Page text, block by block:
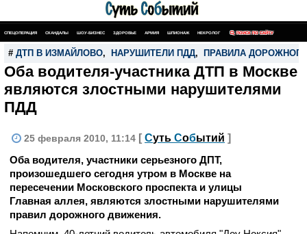
СПЕЦОПЕРАЦИЯ СКАНДАЛЫ ШОУ-БИЗНЕС ЗДОРОВЬЕ АРМИЯ ШПИОНАЖ НЕКРОЛОГ ПОИСК ПО САЙТУ
# ДТП В ИЗМАЙЛОВО, НАРУШИТЕЛИ ПДД, ПРАВИЛА
Оба водителя-участника ДТП в Москве
являются злостными нарушителями
ПДД
25 февраля 2010, 11:14 [ Суть Событий ]
Оба водителя, участники серьезного ДПТ,
произошедшего сегодня утром в Москве на
пересечении Московского проспекта и улицы
Главная аллея, являются злостными нарушителями
правил дорожного движения.